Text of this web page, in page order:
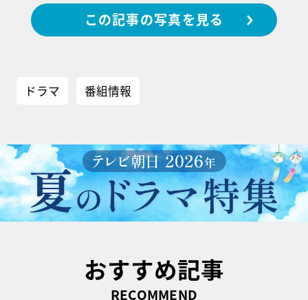
この記事の写真を見る
ドラマ 番組情報
おすすめ記事
RECOMMEND